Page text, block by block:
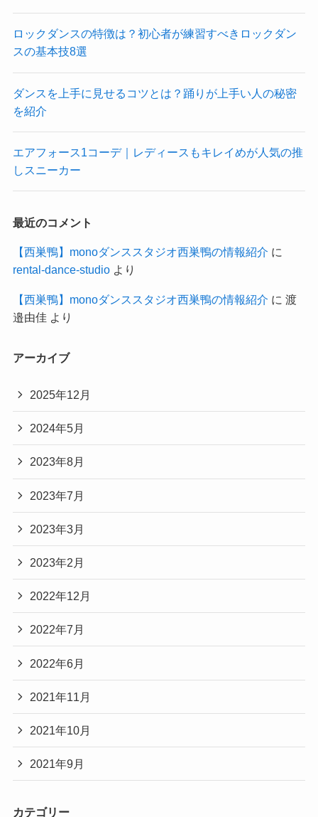
ロックダンスの特徴は？初心者が練習すべきロックダン
スの基本技8選
ダンスを上手に見せるコツとは？踊りが上手い人の秘密
を紹介
エアフォース1コーデ｜レディースもキレイめが人気の推
しスニーカー
最近のコメント
【西巣鴨】monoダンススタジオ西巣鴨の情報紹介 に
rental-dance-studioより
【西巣鴨】monoダンススタジオ西巣鴨の情報紹介 に 渡
邉由佳 より
アーカイブ
2025年12月
2024年5月
2023年8月
2023年7月
2023年3月
2023年2月
2022年12月
2022年7月
2022年6月
2021年11月
2021年10月
2021年9月
カテゴリー